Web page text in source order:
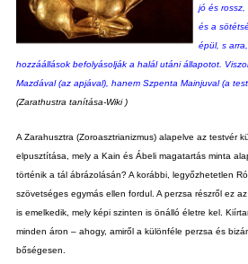
jó és
és a
épül, s
hozzáállások befolyásolják a halál utáni állapotot.
Mazdával (az apjával), hanem Szpenta Mainjuval (a
(Zarathustra tanítása-Wiki )
A Zarahusztra (Zoroasztrianizmus) alapelve az testvér
elpusztítása, mely a Kain és Ábeli magatartás minta
történik a tál ábrázolásán? A korábbi, legyőzhetetlen
szövetséges egymás ellen fordul. A perzsa részről ez
is emelkedik, mely képi szinten is önálló életre kel.
minden áron – ahogy, amiről a különféle perzsa és
bőségesen.